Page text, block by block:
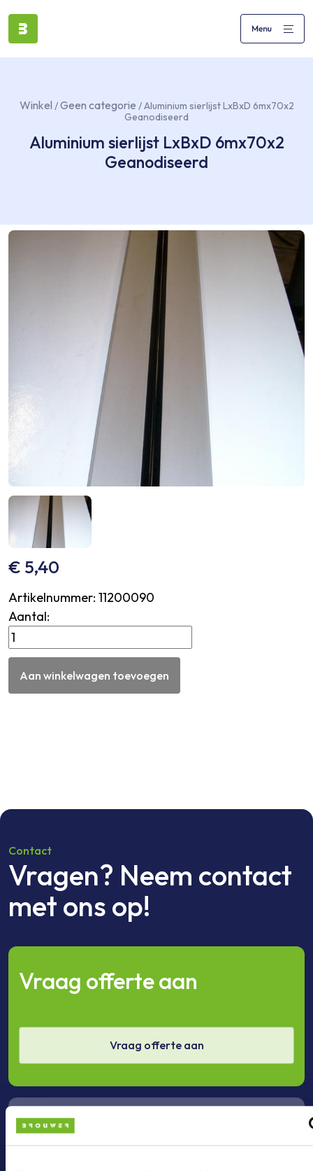
Winkel /Geen categorie / Aluminium sierlijst LxBxD 6mx70x2
Geanodiseerd
Aluminium sierlijst LxBxD 6mx70x2
Geanodiseerd
€ 5,40
Artikelnummer: 11200090
Aantal:
Aluminium
sierlijst
LxBxD
6mx70x2
Aan winkelwagen toevoegen
Contact
Vragen? Neem contact
met ons op!
Vraag offerte aan
Vraag offerte aan
Bel ons